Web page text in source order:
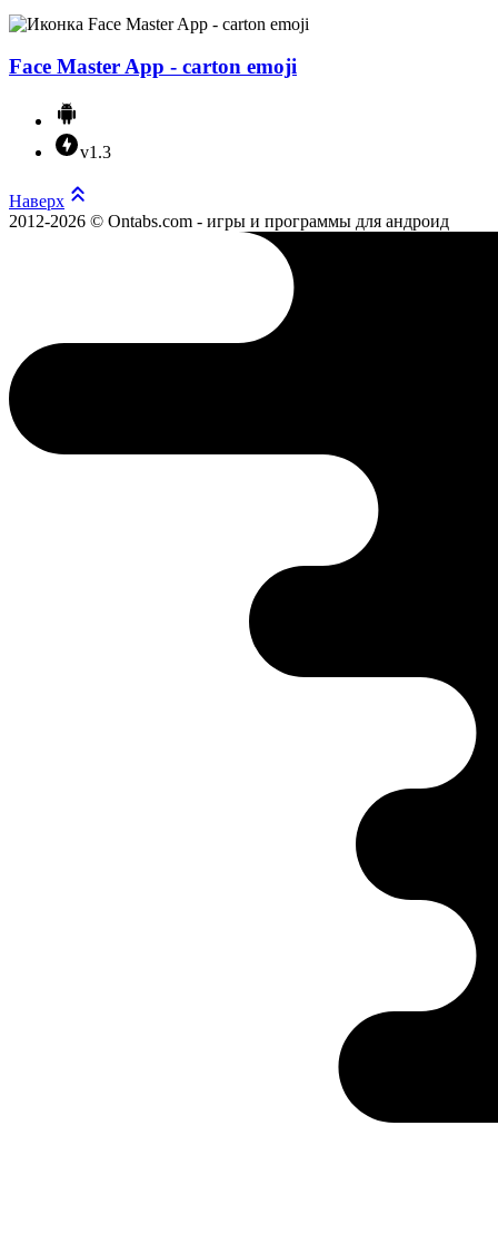
Face Master App - carton emoji
v1.3
Наверх
2012-2026 © Ontabs.com - игры и программы для андроид